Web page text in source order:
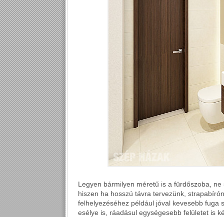
Legyen bármilyen méretű is a fürdőszoba,
hiszen ha hosszú távra tervezünk,
felhelyezéséhez például jóval kevesebb fuga
esélye is, ráadásul egységesebb felületet is